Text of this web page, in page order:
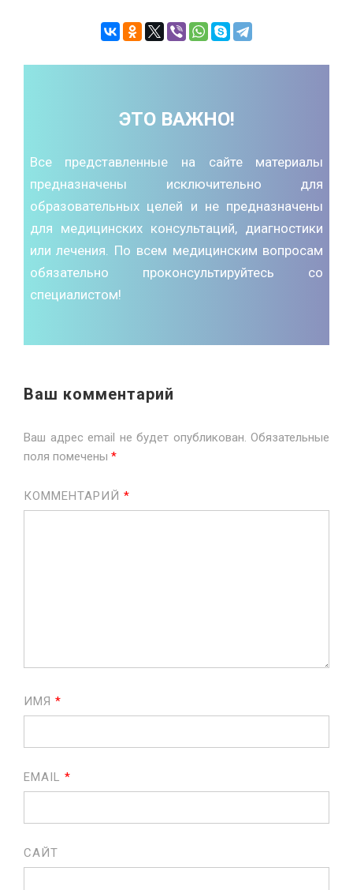
ЭТО ВАЖНО!
Все представленные на сайте материалы
предназначены исключительно для
образовательных целей и не предназначены
для медицинских консультаций, диагностики
или лечения. По всем медицинским вопросам
обязательно проконсультируйтесь со
специалистом!
Ваш комментарий
Ваш адрес email не будет опубликован. Обязательные
поля помечены *
КОММЕНТАРИЙ *
ИМЯ *
EMAIL *
САЙТ